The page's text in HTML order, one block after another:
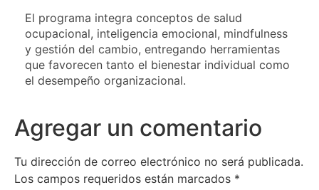
El programa integra conceptos de salud
ocupacional, inteligencia emocional, mindfulness
y gestión del cambio, entregando herramientas
que favorecen tanto el bienestar individual como
el desempeño organizacional.
Agregar un comentario
Tu dirección de correo electrónico no será publicada.
Los campos requeridos están marcados *